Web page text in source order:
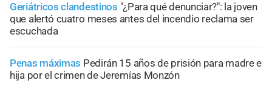
Geriátricos clandestinos "¿Para qué denunciar?": la joven
que alertó cuatro meses antes del incendio reclama ser
escuchada
Penas máximas Pedirán 15 años de prisión para madre e
hija por el crimen de Jeremías Monzón